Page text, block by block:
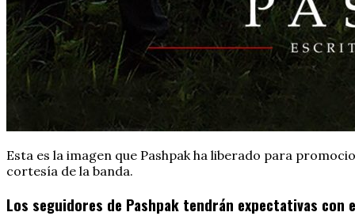
Esta es la imagen que Pashpak ha liberado para
cortesía de la banda.
Los seguidores de Pashpak tendrán expectativas con